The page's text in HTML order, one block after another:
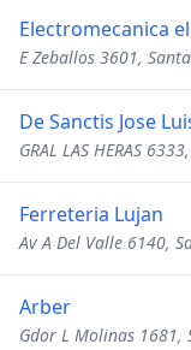
Electromecanica
E Zeballos 3601,
De Sanctis Jose
GRAL LAS HERAS
Ferreteria Lujan
Av A Del Valle 6140,
Arber
Gdor L Molinas 1681,